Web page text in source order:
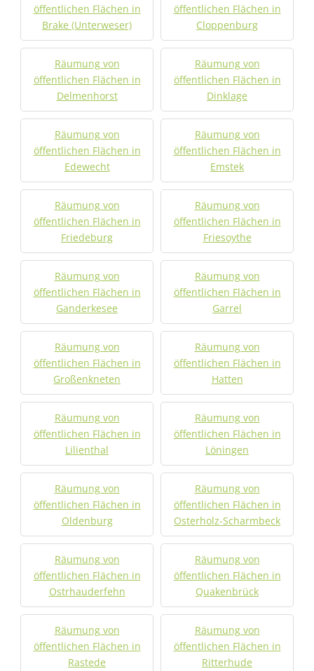
öffentlichen Flächen in
Brake (Unterweser)
öffentlichen Flächen in
Cloppenburg
Räumung von
öffentlichen Flächen in
Delmenhorst
Räumung von
öffentlichen Flächen in
Dinklage
Räumung von
öffentlichen Flächen in
Edewecht
Räumung von
öffentlichen Flächen in
Emstek
Räumung von
öffentlichen Flächen in
Friedeburg
Räumung von
öffentlichen Flächen in
Friesoythe
Räumung von
öffentlichen Flächen in
Ganderkesee
Räumung von
öffentlichen Flächen in
Garrel
Räumung von
öffentlichen Flächen in
Großenkneten
Räumung von
öffentlichen Flächen in
Hatten
Räumung von
öffentlichen Flächen in
Lilienthal
Räumung von
öffentlichen Flächen in
Löningen
Räumung von
öffentlichen Flächen in
Oldenburg
Räumung von
öffentlichen Flächen in
Osterholz-Scharmbeck
Räumung von
öffentlichen Flächen in
Ostrhauderfehn
Räumung von
öffentlichen Flächen in
Quakenbrück
Räumung von
öffentlichen Flächen in
Rastede
Räumung von
öffentlichen Flächen in
Ritterhude